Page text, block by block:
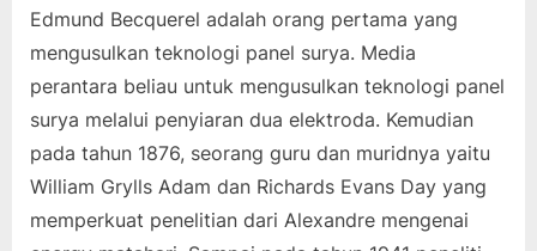
Edmund Becquerel adalah orang pertama yang
mengusulkan teknologi panel surya. Media
perantara beliau untuk mengusulkan teknologi panel
surya melalui penyiaran dua elektroda. Kemudian
pada tahun 1876, seorang guru dan muridnya yaitu
William Grylls Adam dan Richards Evans Day yang
memperkuat penelitian dari Alexandre mengenai